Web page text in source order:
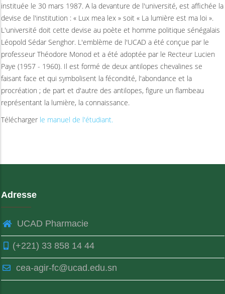
instituée le 30 mars 1987. A la devanture de l'université, est affichée la
devise de l'institution : « Lux mea lex » soit « La lumière est ma loi ».
L'université doit cette devise au poète et homme politique sénégalais
Léopold Sédar Senghor. L'emblème de l'UCAD a été conçue par le
professeur Théodore Monod et a été adoptée par le Recteur Lucien
Paye (1957 - 1960). Il est formé de deux antilopes chevalines se
faisant face et qui symbolisent la fécondité, l'abondance et la
procréation ; de part et d'autre des antilopes, figure un flambeau
représentant la lumière, la connaissance.
Télécharger le manuel de l'étudiant.
Adresse
UCAD Pharmacie
(+221) 33 858 14 44
cea-agir-fc@ucad.edu.sn